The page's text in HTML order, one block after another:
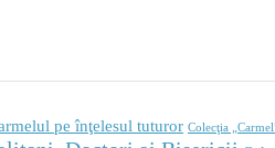
pe înţelesul tuturor Colecţia